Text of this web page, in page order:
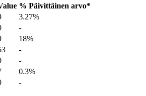
% Päivittäinen arvo*
3.27%
-
18%
-
-
0.3%
-